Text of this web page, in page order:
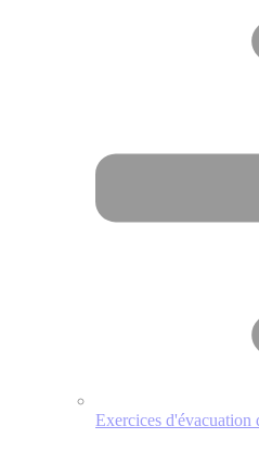
Exercices d'évacuation